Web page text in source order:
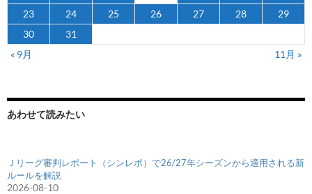
23
24 25 26 27 28
29
30
31
« 9月
11月 »
あわせて読みたい
Ｊリーグ審判レポート（シンレポ）で26/27年シーズンから適用される新
ルールを解説
2026-08-10